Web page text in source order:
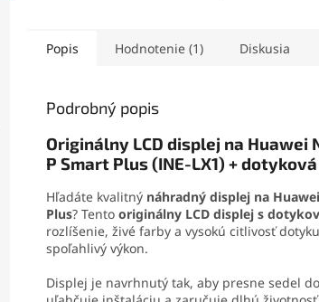
odoláva otrasom, vode aj
drobné súčiastky.
otváracie
Popis Hodnotenie (1) Diskusia
Podrobný popis
Originálny LCD displej na Huawei
P Smart Plus (INE-LX1) +
Hľadáte kvalitný náhradný displej na
Plus? Tento originálny LCD displej s
rozlíšenie, živé farby a vysokú citlivosť
spoľahlivý výkon.
Displej je navrhnutý tak, aby presne sedel